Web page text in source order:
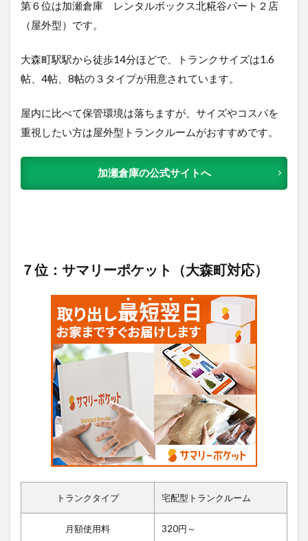
第６位は加瀬倉庫 レンタルボックス北糀谷パート２店
（屋外型）です。
大森町駅駅から徒歩14分ほどで、トランクサイズは1.6
帖、4帖、8帖の３タイプが用意されています。
屋内に比べて保管環境は落ちますが、 サイズやコスパを
重視したい方は屋外型トランクルームがおすすめです。
加瀬倉庫の公式サイトへ
７位：サマリーポケット（大森町対応）
トランクタイプ 宅配型トランクルーム
月額使用料 320円～